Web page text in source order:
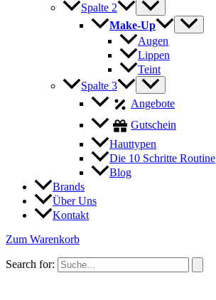
Spalte 2
Make-Up
Augen
Lippen
Teint
Spalte 3
Angebote
Gutschein
Hauttypen
Die 10 Schritte Routine
Blog
Brands
Über Uns
Kontakt
Zum Warenkorb
Search for: